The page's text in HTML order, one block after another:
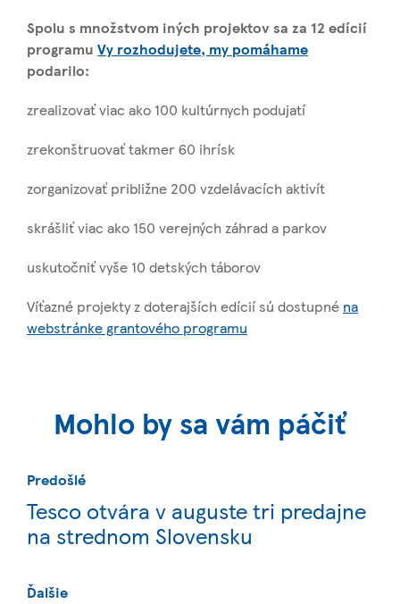
Spolu s množstvom iných projektov sa za 12 edícií
programu Vy rozhodujete, my pomáhame
podarilo:
zrealizovať viac ako 100 kultúrnych podujatí
zrekonštruovať takmer 60 ihrísk
zorganizovať približne 200 vzdelávacích aktivít
skrášliť viac ako 150 verejných záhrad a parkov
uskutočniť vyše 10 detských táborov
Víťazné projekty z doterajších edícií sú dostupné na
webstránke grantového programu
Mohlo by sa vám páčiť
Predošlé
Tesco otvára v auguste tri predajne
na strednom Slovensku
Ďalšie